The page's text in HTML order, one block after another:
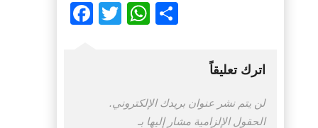
Facebook
TwitterWhatsApp
اترك تعليقاً
لن يتم نشر عنوان بريدك الإلكتروني.
الحقول الإلزامية مشار إليها بـ